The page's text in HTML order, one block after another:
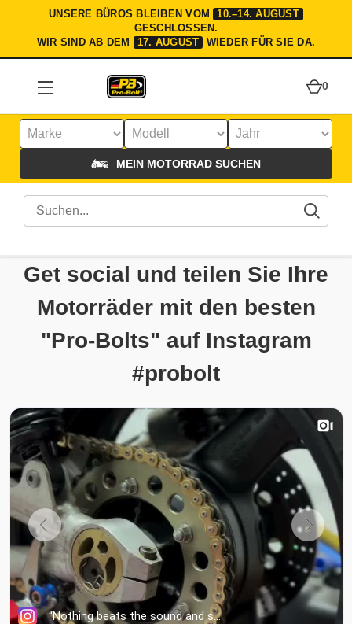
UNSERE BÜROS BLEIBEN VOM
10.–14. AUGUST
GESCHLOSSEN.
WIR SIND AB DEM
17. AUGUST WIEDER FÜR SIE DA.
0
MEIN MOTORRAD SUCHEN
Get social und teilen Sie Ihre
Motorräder mit den besten
"Pro-Bolts" auf Instagram
#probolt